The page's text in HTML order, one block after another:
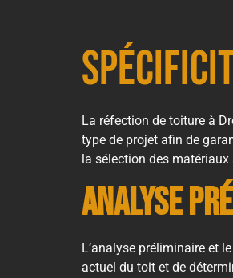
La réfection de toiture à
type de projet afin de
la sélection des
Analyse
L’analyse préliminaire et
actuel du toit et de